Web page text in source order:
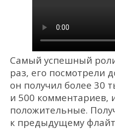
Самый успешный
раз, его посмотрели
он получил более 30
и 500 комментариев,
положительные.
к предыдущему